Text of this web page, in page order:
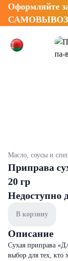
Оформляйте
САМОВЫВОЗ
Масло, соусы и
Приправа
20 гр
Недоступно
В корзину
Описание
Сухая приправа
выбор для тех, кто